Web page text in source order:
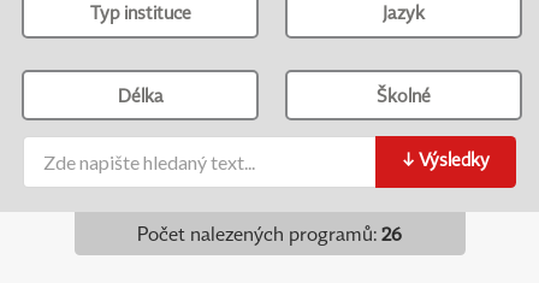
Typ instituce Jazyk
Délka Školné
↓ Výsledky
Počet nalezených programů: 26